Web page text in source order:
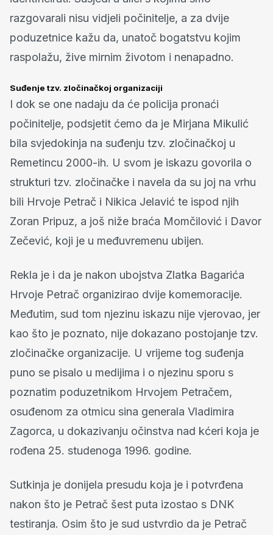
razgovarali nisu vidjeli počinitelje, a za dvije
poduzetnice kažu da, unatoč bogatstvu kojim
raspolažu, žive mirnim životom i nenapadno.
Suđenje tzv. zločinačkoj organizaciji
I dok se one nadaju da će policija pronaći
počinitelje, podsjetit ćemo da je Mirjana Mikulić
bila svjedokinja na suđenju tzv. zločinačkoj u
Remetincu 2000-ih. U svom je iskazu govorila o
strukturi tzv. zločinačke i navela da su joj na vrhu
bili Hrvoje Petrač i Nikica Jelavić te ispod njih
Zoran Pripuz, a još niže braća Momčilović i Davor
Zečević, koji je u međuvremenu ubijen.
Rekla je i da je nakon ubojstva Zlatka Bagarića
Hrvoje Petrač organizirao dvije komemoracije.
Međutim, sud tom njezinu iskazu nije vjerovao, jer
kao što je poznato, nije dokazano postojanje tzv.
zločinačke organizacije. U vrijeme tog suđenja
puno se pisalo u medijima i o njezinu sporu s
poznatim poduzetnikom Hrvojem Petračem,
osuđenom za otmicu sina generala Vladimira
Zagorca, u dokazivanju očinstva nad kćeri koja je
rođena 25. studenoga 1996. godine.
Sutkinja je donijela presudu koja je i potvrđena
nakon što je Petrač šest puta izostao s DNK
testiranja. Osim što je sud ustvrdio da je Petrač